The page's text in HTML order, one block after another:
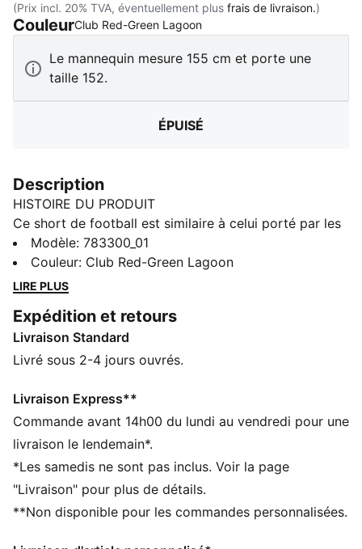
(Prix incl. 20% TVA, éventuellement plus frais de livraison.)
CouleurClub Red-Green Lagoon:
Le mannequin mesure 155 cm et porte une
taille 152.
ÉPUISÉ
Description
HISTOIRE DU PRODUIT
Ce short de football est similaire à celui porté par les
joueurs sur le terrain. Confectionné avec des tissus
légers et respirants, il assure un maximum de confort
et de mobilité. Il allie fonctionnalité et style,
match.
CARACTÉRISTIQUES + AVANTAGES
GESTION DE L’HUMIDITÉ : Les tissus techniques
l'aise et au sec
Dans le cadre du programme RE:FIBRE, ce produit est
composé d’au moins 95 % de matériaux recyclés à
DÉTAILS
Coupe : Régulière
Matière principale : Jacquard double face
Modèle: 783300_01
Couleur: Club Red-Green Lagoon
LIRE PLUS
Expédition et retours
Livraison Standard
Livré sous 2-4 jours ouvrés.
Livraison Express**
Commande avant 14h00 du lundi au vendredi pour une
livraison le lendemain*.
*Les samedis ne sont pas inclus. Voir la page
"Livraison" pour plus de détails.
**Non disponible pour les commandes personnalisées.